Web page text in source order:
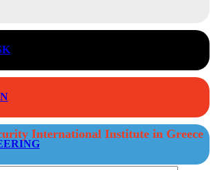
International Institute in Greece